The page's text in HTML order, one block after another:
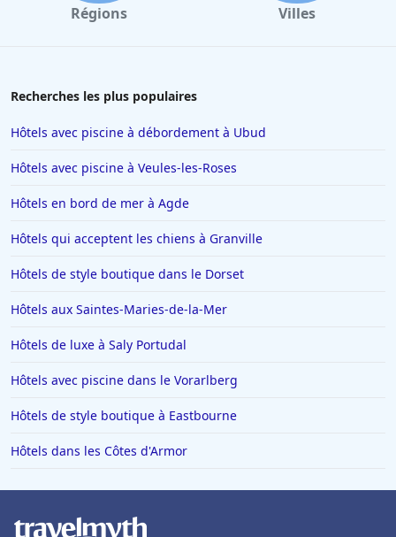
Régions Villes
Recherches les plus populaires
Hôtels avec piscine à débordement à Ubud
Hôtels avec piscine à Veules-les-Roses
Hôtels en bord de mer à Agde
Hôtels qui acceptent les chiens à Granville
Hôtels de style boutique dans le Dorset
Hôtels aux Saintes-Maries-de-la-Mer
Hôtels de luxe à Saly Portudal
Hôtels avec piscine dans le Vorarlberg
Hôtels de style boutique à Eastbourne
Hôtels dans les Côtes d'Armor